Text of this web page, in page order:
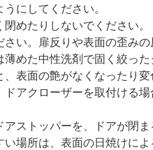
にしてください。
めたりしないでください。
い。扉反りや表面の歪みの
めた中性洗剤で固く絞った
表面の艶がなくなったり
アクローザーを取付ける
ストッパーを、ドアが閉
場所は、表面の日焼けに